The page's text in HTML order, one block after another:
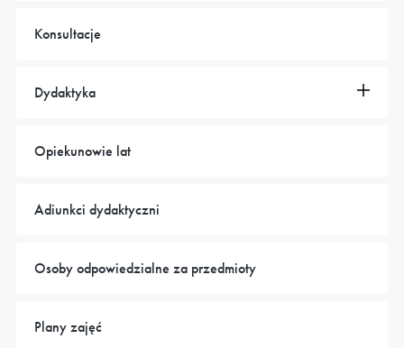
Konsultacje
Dydaktyka
Opiekunowie lat
Adiunkci dydaktyczni
Osoby odpowiedzialne za przedmioty
Plany zajęć